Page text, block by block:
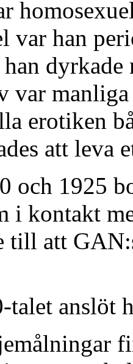
var han
var
erotiken
att leva
och 1925
i kontakt
till att
talet anslöt